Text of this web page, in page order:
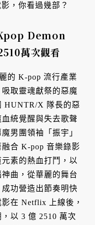
，你看過幾部？
Demon
萬次觀看
的 K-pop 流行產業
取靈魂獻祭的惡魔
HUNTR/X 隊長的惡
統覺醒與失去歌聲
男團領袖「振宇」
合 K-pop 音樂錄影
素的熱血打鬥，以
曲，從華麗的舞台
功營造出節奏明快
在 Netflix 上線後，
以 3 億 2510 萬次